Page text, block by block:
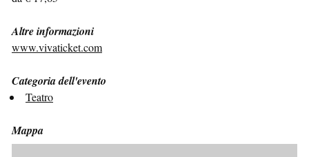
Altre informazioni
www.vivaticket.com
Categoria dell'evento
Teatro
Mappa